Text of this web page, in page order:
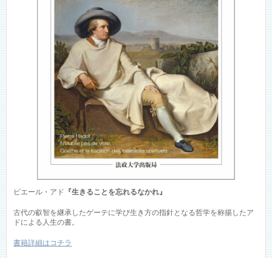
ピエール・アド 『生きることを忘れるなかれ』
古代の叡智を継承したゲーテに学び生き方の指針となる哲学を称揚したア
ドによる人生の書。
書籍詳細はコチラ